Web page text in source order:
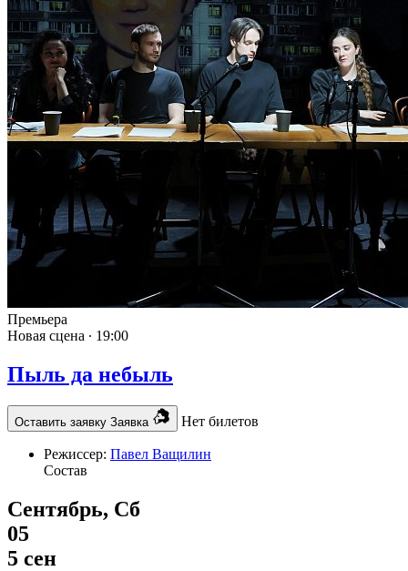
Премьера
Новая сцена ∙ 19:00
Пыль да небыль
Оставить заявку Заявка Нет билетов
Режиссер: Павел Ващилин
Состав
Сентябрь, Сб
05
5 сен